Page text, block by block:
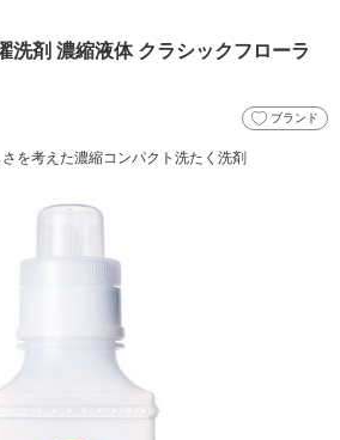
洗剤 濃縮液体 クラシックフローラ
ブランド
を考えた濃縮コンパクト洗たく洗剤